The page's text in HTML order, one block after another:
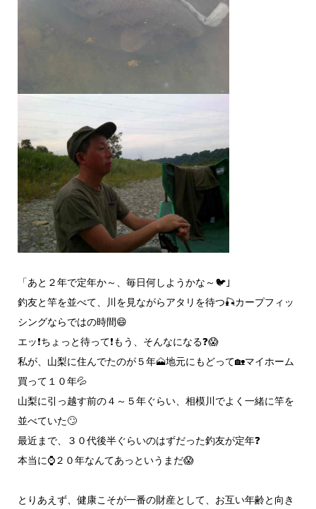
「あと２年で定年か～、毎日何しようかな～🐦｣
釣友と竿を並べて、川を見ながらアタリを待つ🎣カープフィッ
シングならではの時間😄
エッ❗ちょっと待って❗もう、そんなになる❓️😱
私が、山梨に住んでたのが５年🗻地元にもどって🏡マイホーム
買って１０年💦
山梨に引っ越す前の４～５年ぐらい、相模川でよく一緒に竿を
並べていた🙄
最近まで、３０代後半ぐらいのはずだった釣友が定年❓️
本当に⌚２０年なんてあっというまだ😱
とりあえず、健康こそが一番の財産として、お互い年齢と向き